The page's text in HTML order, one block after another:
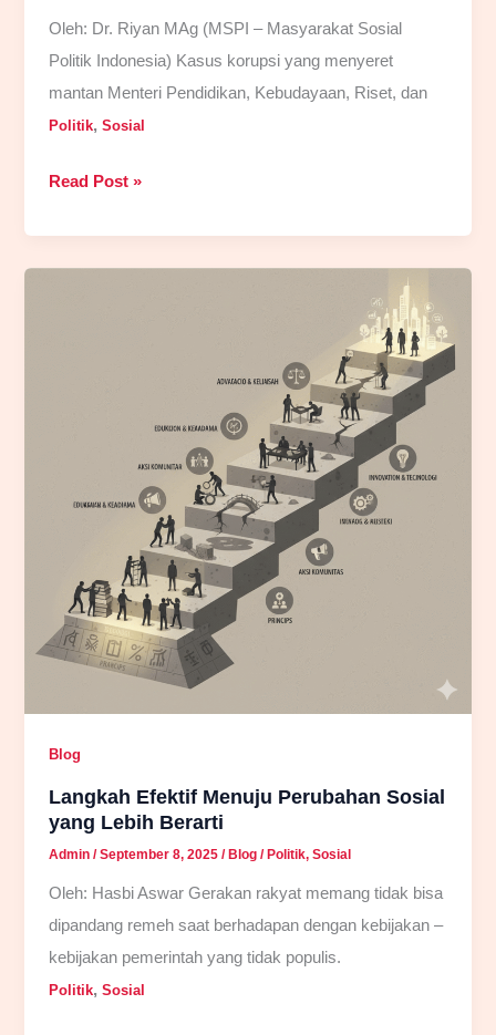
Oleh: Dr. Riyan MAg (MSPI – Masyarakat Sosial
Politik Indonesia) Kasus korupsi yang menyeret
mantan Menteri Pendidikan, Kebudayaan, Riset, dan
Politik,Sosial
Kasus
Read Post »
Blog
Langkah Efektif Menuju Perubahan Sosial
yang Lebih Berarti
Admin/September 8, 2025/ Blog / Politik,Sosial
Oleh: Hasbi Aswar Gerakan rakyat memang tidak bisa
dipandang remeh saat berhadapan dengan kebijakan –
kebijakan pemerintah yang tidak populis.
Politik,Sosial